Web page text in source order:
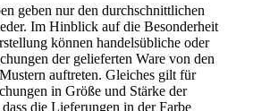
geben nur den durchschnittlichen
Im Hinblick auf die Besonderheit
können handelsübliche oder
der gelieferten Ware von den
auftreten. Gleiches gilt für
in Größe und Stärke der
die Lieferungen in der Farbe